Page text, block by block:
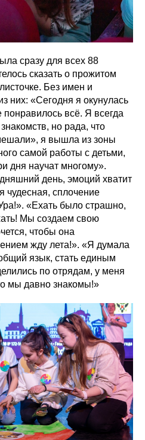
сразу для всех 88
сказать о прожитом
Без имен и
них: «Сегодня я окунулась
всё. Я всегда
но рада, что
я вышла из зоны
самой работы с детьми,
дня научат многому».
день, эмоций хватит
чудесная, сплочение
«Ехать было страшно,
Мы создаем свою
чтобы она
жду лета!». «Я думала
язык, стать единым
по отрядам, у меня
мы давно знакомы!»